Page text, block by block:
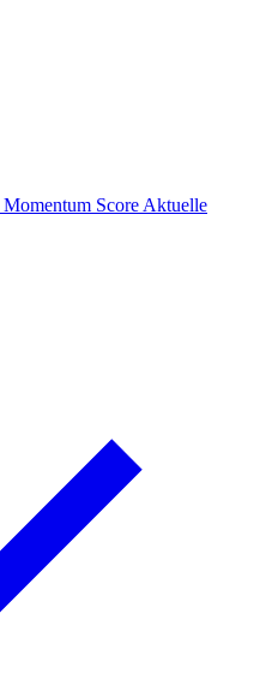
Momentum Score Aktuelle